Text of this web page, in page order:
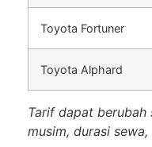
Toyota Fortuner
Toyota Alphard
Tarif dapat
musim, durasi